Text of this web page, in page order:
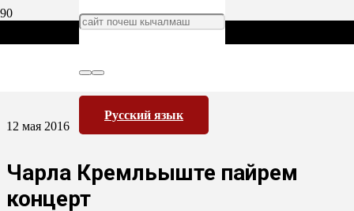
Русский язык
12 мая 2016
Чарла Кремльыште пайрем
концерт